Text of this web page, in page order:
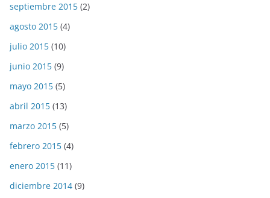
septiembre 2015 (2)
agosto 2015 (4)
julio 2015 (10)
junio 2015 (9)
mayo 2015 (5)
abril 2015 (13)
marzo 2015 (5)
febrero 2015 (4)
enero 2015 (11)
diciembre 2014 (9)